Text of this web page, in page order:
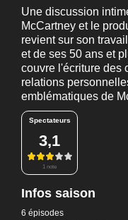
Une discussion
McCartney et le
revient sur son
et de ses 50 ans et
couvre l'écriture des
relations
emblématiques de
Spectateurs
3,1
1 note
Infos saison
6 épisodes